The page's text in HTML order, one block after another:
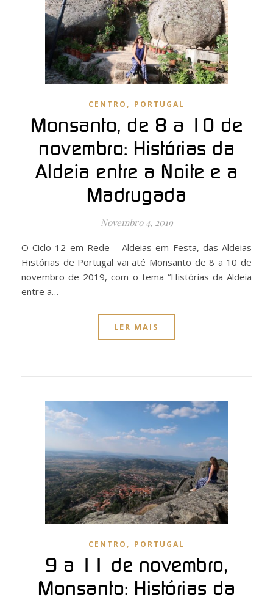
CENTRO , PORTUGAL
Monsanto, de 8 a 10 de
novembro: Histórias da
Aldeia entre a Noite e a
Madrugada
Novembro 4, 2019
O Ciclo 12 em Rede – Aldeias em Festa, das Aldeias
Histórias de Portugal vai até Monsanto de 8 a 10 de
novembro de 2019, com o tema “Histórias da Aldeia
entre a…
LER MAIS
CENTRO , PORTUGAL
9 a 11 de novembro,
Monsanto: Histórias da